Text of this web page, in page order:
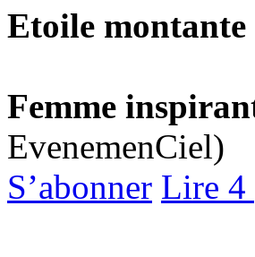
Etoile montante
Femme
EvenemenCiel)
S’abonner Lire 4